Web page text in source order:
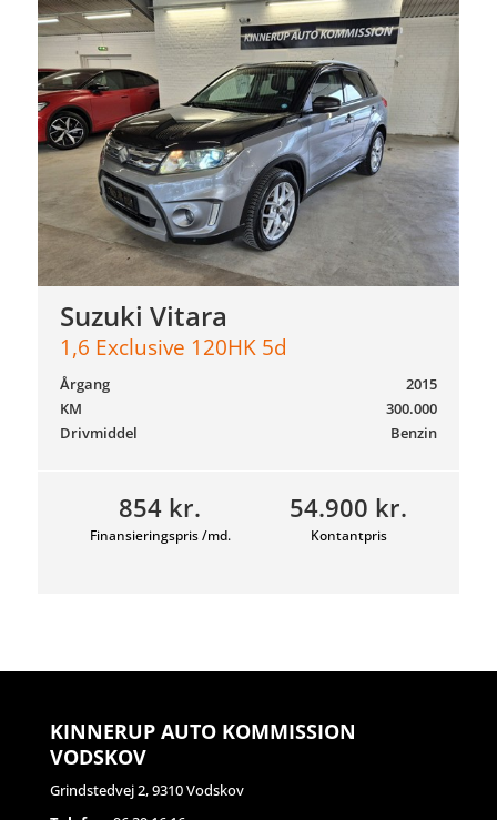
Suzuki Vitara
1,6 Exclusive 120HK 5d
854 kr.
Finansieringspris /md.
54.900 kr.
Kontantpris
2015
Årgang
300.000
KM
Benzin
Drivmiddel
KINNERUP AUTO KOMMISSION
VODSKOV
Grindstedvej 2, 9310 Vodskov